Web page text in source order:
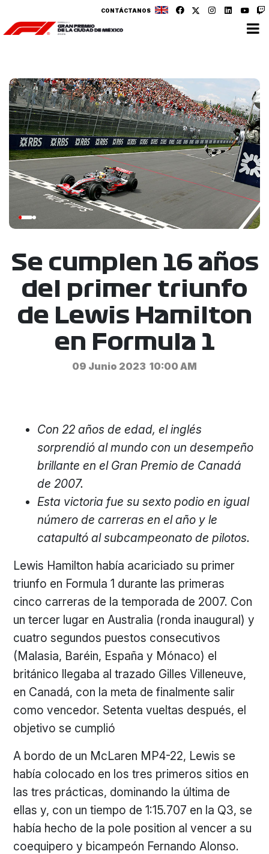
CONTÁCTANOS
Se cumplen 16 años
del primer triunfo
de Lewis Hamilton
en Formula 1
09 Junio 2023 10:00 AM
Con 22 años de edad, el inglés
sorprendió al mundo con un desempeño
brillante en el Gran Premio de Canadá
de 2007.
Esta victoria fue su sexto podio en igual
número de carreras en el año y le
catapultó al subcampeonato de pilotos.
Lewis Hamilton había acariciado su primer
triunfo en Formula 1 durante las primeras
cinco carreras de la temporada de 2007. Con
un tercer lugar en Australia (ronda inaugural) y
cuatro segundos puestos consecutivos
(Malasia, Baréin, España y Mónaco) el
británico llegaba al trazado Gilles Villeneuve,
en Canadá, con la meta de finalmente salir
como vencedor. Setenta vueltas después, el
objetivo se cumplió
A bordo de un McLaren MP4-22, Lewis se
había colocado en los tres primeros sitios en
las tres prácticas, dominando la última de
ellas y, con un tiempo de 1:15.707 en la Q3, se
había hecho de la pole position al vencer a su
coequipero y bicampeón Fernando Alonso.